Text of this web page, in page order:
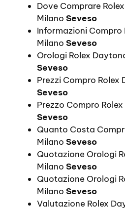
Dove Comprare
Milano Seveso
Informazioni Compro
Milano Seveso
Orologi Rolex
Seveso
Prezzi Compro Rolex
Seveso
Prezzo Compro
Seveso
Quanto Costa
Milano Seveso
Quotazione Orologi
Milano Seveso
Quotazione Orologi
Milano Seveso
Valutazione Rolex